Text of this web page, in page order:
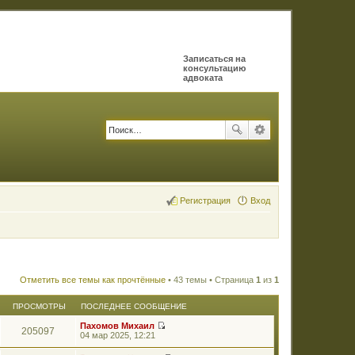
Записаться на
консультацию
адвоката
Вход
Регистрация
Отметить все темы как прочтённые • 43 темы • Страница 1 из 1
ПРОСМОТРЫ ПОСЛЕДНЕЕ СООБЩЕНИЕ
205097
Пахомов Михаил
р
04 мар 2025, 12:21